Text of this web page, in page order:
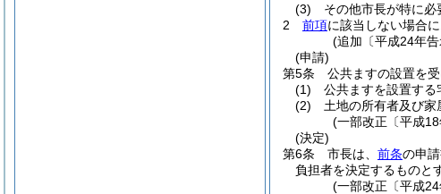
(3)
その他市長が特に必
2
前項に該当しない場合
(追加〔平成24年
(申請)
第5条
公共ますの設置を
(1)
公共ますを設置する
(2)
土地の所有者及び
(一部改正〔平成
(決定)
第6条
市長は、 前条の申
負担者を決定するものと
(一部改正〔平成